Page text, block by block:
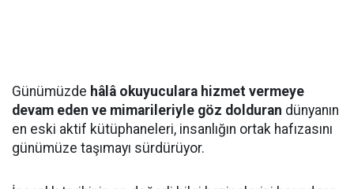
Günümüzde hâlâ okuyuculara hizmet vermeye
devam eden ve mimarileriyle göz dolduran dünyanın
en eski aktif kütüphaneleri, insanlığın ortak hafızasını
günümüze taşımayı sürdürüyor.